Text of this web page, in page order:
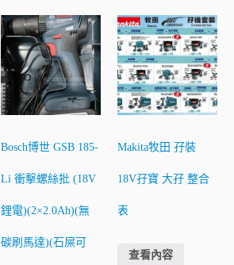
Bosch博世 GSB 185-
Li 衝擊螺絲批 (18V
鋰電)(2×2.0Ah)(無
碳刷馬達)(石屎可
Makita牧田 孖裝
18V孖寶 大孖 整合
表
查看內容